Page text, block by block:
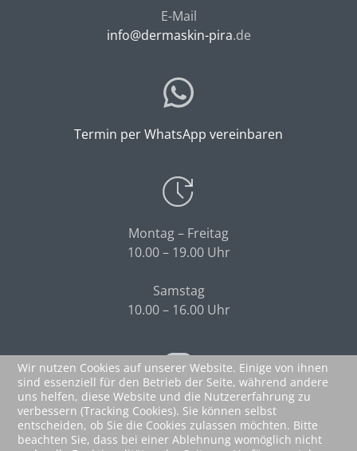
E-Mail
info@dermaskin-pira.de
Termin per WhatsApp vereinbaren
Montag – Freitag
10.00 – 19.00 Uhr
Samstag
10.00 – 16.00 Uhr
dermaskinpira
Wir nutzen Cookies auf unserer Website. Einige von ihnen
sind essenziell für den Betrieb der Seite, während andere
uns helfen, diese Website und die Nutzererfahrung zu
verbessern (Tracking Cookies). Sie können selbst
entscheiden, ob Sie die Cookies zulassen möchten. Bitte
beachten Sie, dass bei einer Ablehnung womöglich nicht